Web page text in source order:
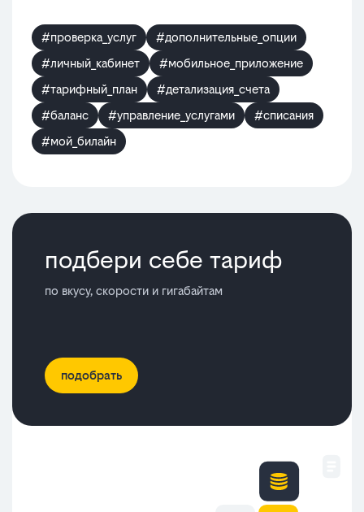
#проверка_услуг
#дополнительные_опции
#личный_кабинет
#мобильное_приложение
#тарифный_план
#детализация_счета
#баланс
#управление_услугами
#списания
#мой_билайн
подбери себе тариф
по вкусу, скорости и гигабайтам
подобрать